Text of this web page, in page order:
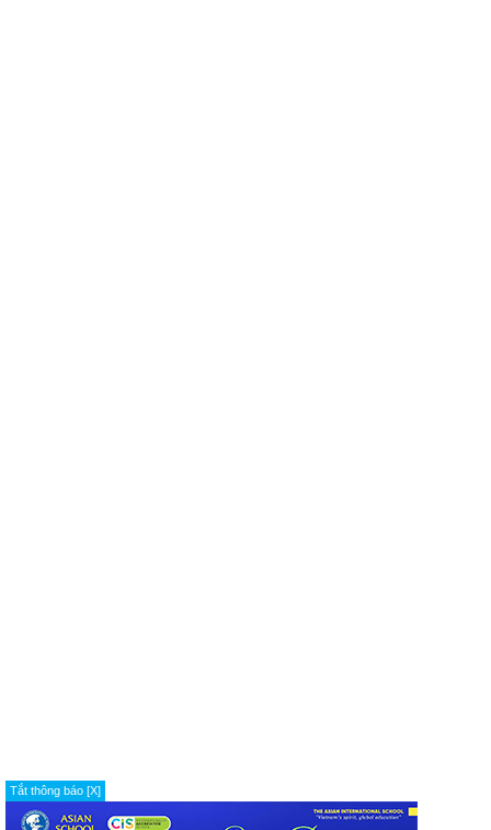
Tắt thông báo [X]